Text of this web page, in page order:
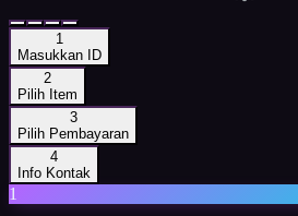
1
Masukkan ID
2
Pilih Item
3
Pilih Pembayaran
4
Info Kontak
1